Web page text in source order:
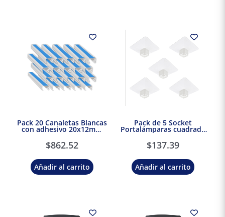
Pack 20 Canaletas Blancas
con adhesivo 20x12mm
Electric
$862.52
Añadir al carrito
Pack de 5 Socket
Portalámparas cuadrada
E27 Blanco Dexson
Schneider Electric
$137.39
Añadir al carrito